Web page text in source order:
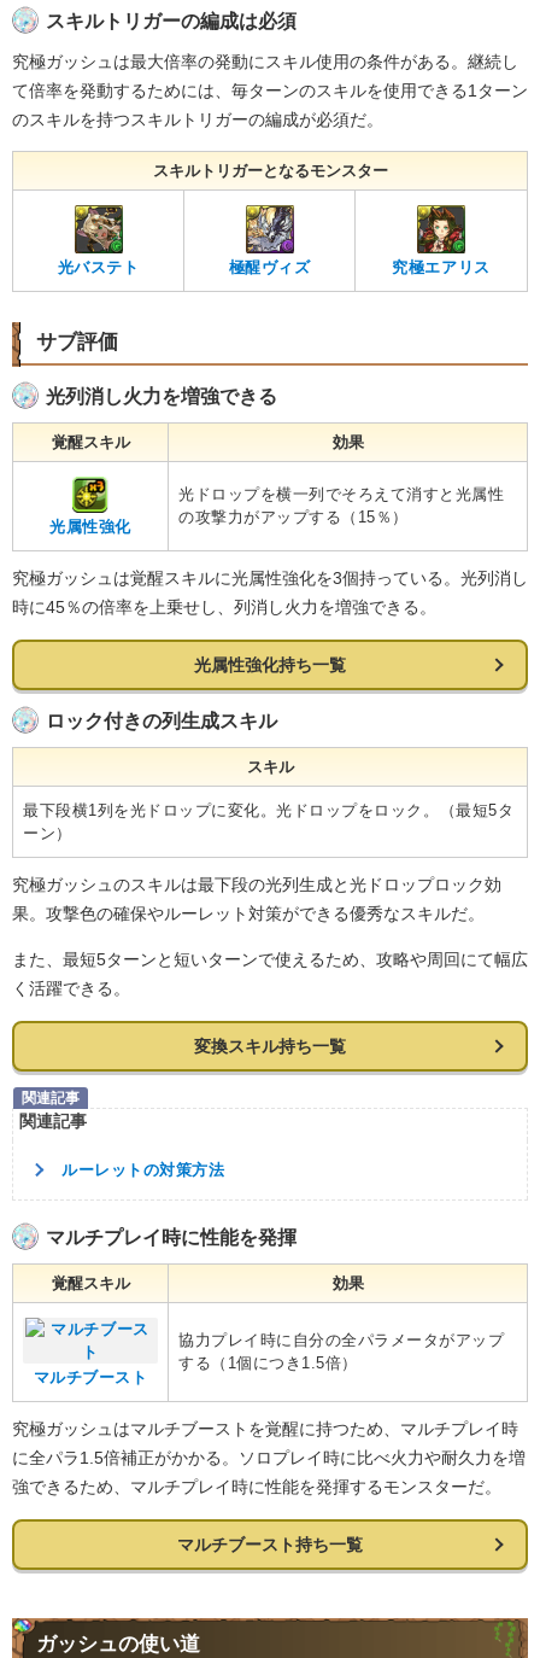
スキルトリガーの編成は必須
究極ガッシュは最大倍率の発動にスキル使用の条件がある。継続し
て倍率を発動するためには、毎ターンのスキルを使用できる1ターン
のスキルを持つスキルトリガーの編成が必須だ。
スキルトリガーとなるモンスター
光バステト 極醒ヴィズ 究極エアリス
サブ評価
光列消し火力を増強できる
覚醒スキル 効果
光属性強化
光ドロップを横一列でそろえて消すと光属性
の攻撃力がアップする（15％）
究極ガッシュは覚醒スキルに光属性強化を3個持っている。光列消し
時に45％の倍率を上乗せし、列消し火力を増強できる。
光属性強化持ち一覧
ロック付きの列生成スキル
スキル
最下段横1列を光ドロップに変化。光ドロップをロック。（最短5タ
ーン）
究極ガッシュのスキルは最下段の光列生成と光ドロップロック効
果。攻撃色の確保やルーレット対策ができる優秀なスキルだ。
また、最短5ターンと短いターンで使えるため、攻略や周回にて幅広
く活躍できる。
変換スキル持ち一覧
関連記事
ルーレットの対策方法
マルチプレイ時に性能を発揮
覚醒スキル 効果
マルチブースト
協力プレイ時に自分の全パラメータがアップ
する（1個につき1.5倍）
究極ガッシュはマルチブーストを覚醒に持つため、マルチプレイ時
に全パラ1.5倍補正がかかる。ソロプレイ時に比べ火力や耐久力を増
強できるため、マルチプレイ時に性能を発揮するモンスターだ。
マルチブースト持ち一覧
ガッシュの使い道